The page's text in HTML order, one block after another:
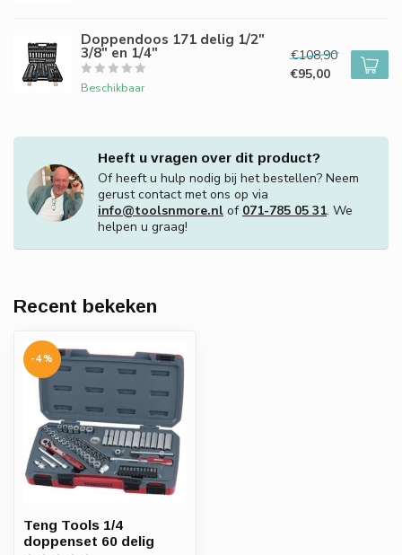
Doppendoos 171 delig 1/2"
3/8" en 1/4"
Beschikbaar
€108,90
€95,00
Heeft u vragen over dit product?
Of heeft u hulp nodig bij het bestellen? Neem
gerust contact met ons op via
info@toolsnmore.nl of 071-785 05 31. We
helpen u graag!
Recent bekeken
-4%
Teng Tools 1/4
doppenset 60 delig